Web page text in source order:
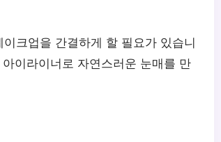
크업을 간결하게 할 필요가 있습니
이라이너로 자연스러운 눈매를 만